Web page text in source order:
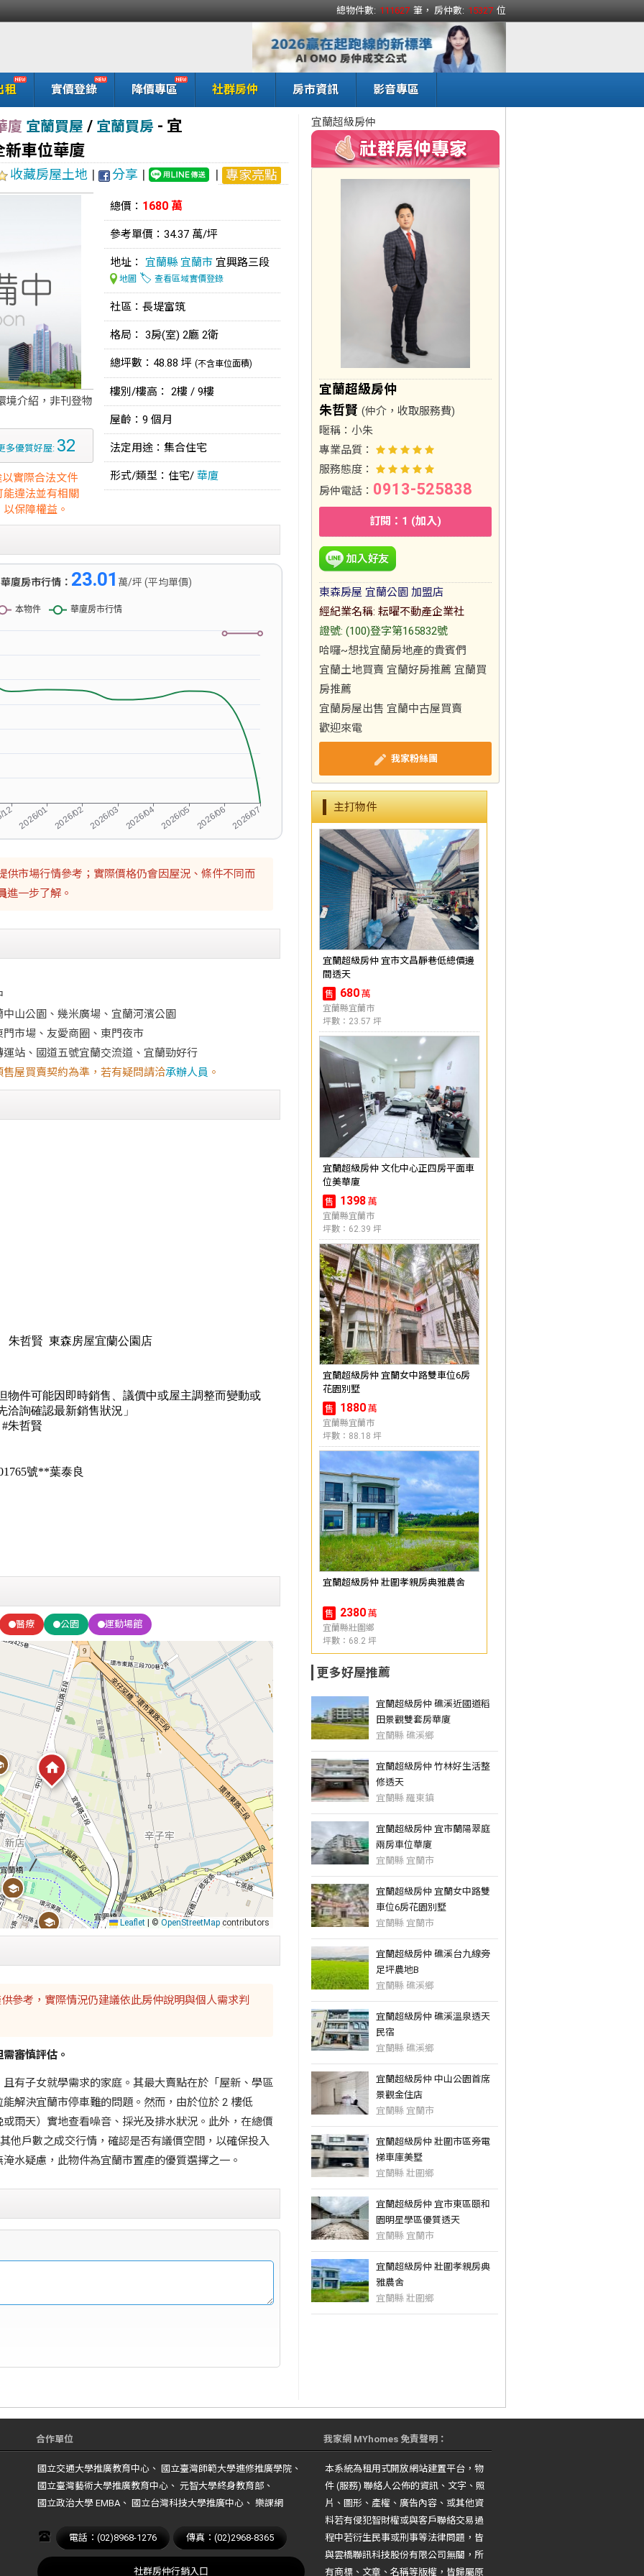
總物件數: 111627 筆， 房仲數: 15327 位
租 實價登錄 降價專區 社群房仲 房市資訊 影音專區
廈 宜蘭買屋 / 宜蘭買房 - 宜
新車位華廈
收藏房屋土地 | 分享 | | 專家亮點
境介紹，非刊登物
多優質好屋: 32
實際合法文件
違法並有相關
保障權益。
總價： 1680 萬
參考單價：34.37 萬/坪
地址： 宜蘭縣 宜蘭市 宜興路三段
地圖 🏷️ 查看區域實價登錄
社區：長堤富筑
格局： 3房(室) 2廳 2衛
總坪數：48.88 坪 (不含車位面積)
樓別/樓高： 2樓 / 9樓
屋齡：9 個月
法定用途：集合住宅
形式/類型：住宅/ 華廈
華廈房市行情： 23.01 萬/坪 (平均單價)
供市場行情參考；實際價格仍會因屋況、條件不同而
進一步了解。
山公園、幾米廣場、宜蘭河濱公園
市場、友愛商圈、東門夜市
站、國道五號宜蘭交流道、宜蘭勁好行
屋買賣契約為準，若有疑問請洽承辦人員 。
醫療 公園 運動場館
Leaflet © OpenStreetMap contributors
參考，實際情況仍建議依此房仲說明與個人需求判
審慎評估。
有子女就學需求的家庭。其最大賣點在於「屋新、學區
解決宜蘭市停車難的問題。然而，由於位於 2 樓低
雨天）實地查看噪音、採光及排水狀況。此外，在總價
他戶數之成交行情，確認是否有議價空間，以確保投入
水疑慮，此物件為宜蘭市置產的優質選擇之一。
宜蘭超級房仲
宜蘭超級房仲
朱哲賢 (仲介，收取服務費)
暱稱： 小朱
專業品質：
服務態度：
房仲電話： 0913-525838
訂閱：1 (加入)
東森房屋 宜蘭公園 加盟店
經紀業名稱: 耘曜不動產企業社
證號: (100)登字第165832號
哈囉~想找宜蘭房地產的貴賓們
宜蘭土地買賣 宜蘭好房推薦 宜蘭買
房推薦
宜蘭房屋出售 宜蘭中古屋買賣
歡迎來電
我家粉絲團
主打物件
宜蘭超級房仲 宜市文昌靜巷低總價邊
間透天
售 680 萬
宜蘭縣宜蘭市
坪數：23.57 坪
宜蘭超級房仲 文化中心正四房平面車
位美華廈
售 1398 萬
宜蘭縣宜蘭市
坪數：62.39 坪
宜蘭超級房仲 宜蘭女中路雙車位6房
花園別墅
售 1880 萬
宜蘭縣宜蘭市
坪數：88.18 坪
宜蘭超級房仲 壯圍孝親房典雅農舍
售 2380 萬
宜蘭縣壯圍鄉
坪數：68.2 坪
更多好屋推薦
宜蘭超級房仲 礁溪近國道稻
田景觀雙套房華廈
宜蘭縣 礁溪鄉
宜蘭超級房仲 竹林好生活整
修透天
宜蘭縣 羅東鎮
宜蘭超級房仲 宜市蘭陽翠庭
兩房車位華廈
宜蘭縣 宜蘭市
宜蘭超級房仲 宜蘭女中路雙
車位6房花園別墅
宜蘭縣 宜蘭市
宜蘭超級房仲 礁溪台九線旁
足坪農地B
宜蘭縣 礁溪鄉
宜蘭超級房仲 礁溪溫泉透天
民宿
宜蘭縣 礁溪鄉
宜蘭超級房仲 中山公園首席
景觀金住店
宜蘭縣 宜蘭市
宜蘭超級房仲 壯圍市區旁電
梯車庫美墅
宜蘭縣 壯圍鄉
宜蘭超級房仲 宜市東區頤和
園明星學區優質透天
宜蘭縣 宜蘭市
宜蘭超級房仲 壯圍孝親房典
雅農舍
宜蘭縣 壯圍鄉
合作單位
國立交通大學推廣教育中心、 國立臺灣師範大學進修推廣學院、
國立臺灣藝術大學推廣教育中心、 元智大學終身教育部、
國立政治大學 EMBA、 國立台灣科技大學推廣中心、 樂課網
電話：(02)8968-1276 傳真：(02)2968-8365
社群房仲行銷入口
我家網 MYhomes 免責聲明：
本系統為租用式開放網站建置平台，物
件 (服務) 聯絡人公佈的資訊、文字、照
片、圖形、產權、廣告內容、或其他資
料若有侵犯智財權或與客戶聯絡交易過
程中若衍生民事或刑事等法律問題，皆
與雲橋聯訊科技股份有限公司無關，所
有商標、文章、名稱等版權，皆歸屬原